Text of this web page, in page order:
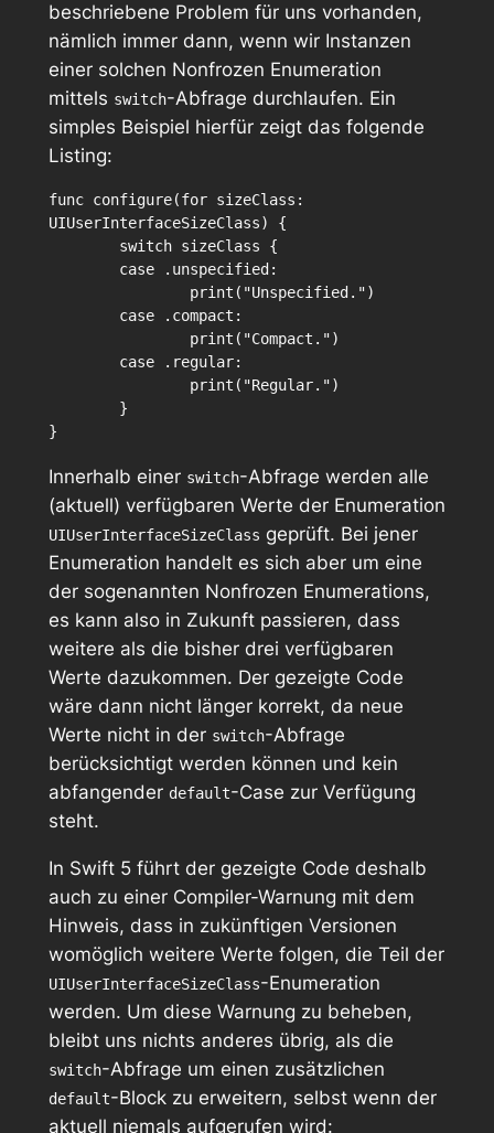
beschriebene Problem für uns vorhanden,
nämlich immer dann, wenn wir Instanzen
einer solchen Nonfrozen Enumeration
mittels switch-Abfrage durchlaufen. Ein
simples Beispiel hierfür zeigt das folgende
Listing:
func configure(for sizeClass:
UIUserInterfaceSizeClass) {
Innerhalb einer switch-Abfrage werden alle
(aktuell) verfügbaren Werte der Enumeration
UIUserInterfaceSizeClass geprüft. Bei jener
Enumeration handelt es sich aber um eine
der sogenannten Nonfrozen Enumerations,
es kann also in Zukunft passieren, dass
weitere als die bisher drei verfügbaren
Werte dazukommen. Der gezeigte Code
wäre dann nicht länger korrekt, da neue
Werte nicht in der switch-Abfrage
berücksichtigt werden können und kein
abfangender default-Case zur Verfügung
steht.
In Swift 5 führt der gezeigte Code deshalb
auch zu einer Compiler-Warnung mit dem
Hinweis, dass in zukünftigen Versionen
womöglich weitere Werte folgen, die Teil der
UIUserInterfaceSizeClass-Enumeration
werden. Um diese Warnung zu beheben,
bleibt uns nichts anderes übrig, als die
switch-Abfrage um einen zusätzlichen
default-Block zu erweitern, selbst wenn der
aktuell niemals aufgerufen wird: